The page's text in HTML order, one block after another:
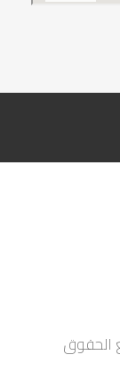
© 2019. جميع الحقوق